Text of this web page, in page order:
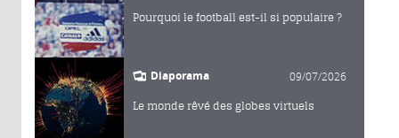
Pourquoi le football est-il si populaire ?
Diaporama 09/07/2026
Le monde rêvé des globes virtuels